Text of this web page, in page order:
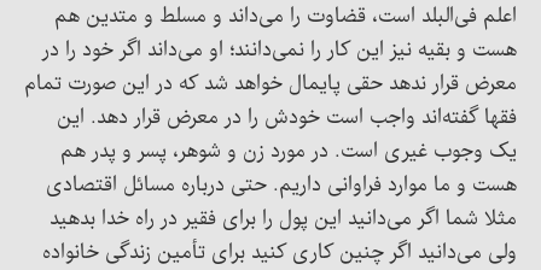
اعلم فی‌البلد است، قضاوت را می‌داند و مسلط و متدین هم
هست و بقیه نیز این کار را نمی‌دانند؛ او می‌داند اگر خود را در
معرض قرار ندهد حقی پایمال خواهد شد که در این صورت تمام
فقها گفته‌اند واجب است خودش را در معرض قرار دهد. این
یک وجوب غیری است. در مورد زن و شوهر، پسر و پدر هم
هست و ما موارد فراوانی داریم. حتی درباره مسائل اقتصادی
مثلا شما اگر می‌دانید این پول را برای فقیر در راه خدا بدهید
ولی می‌دانید اگر چنین کاری کنید برای تأمین زندگی خانواده